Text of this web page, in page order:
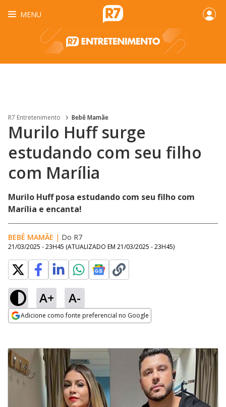
MENU
R7 Entretenimento Bebê Mamãe
Murilo Huff surge
estudando com seu filho
com Marília
Murilo Huff posa estudando com seu filho com
Marília e encanta!
BEBÊ MAMÃE | Do R7
21/03/2025 - 23H45 (ATUALIZADO EM 21/03/2025 - 23H45)
A+ A-
Adicione como fonte preferencial no Google